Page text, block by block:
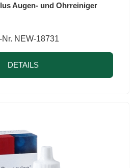
Augen- und Ohrreiniger
Nr. NEW-18731
DETAILS